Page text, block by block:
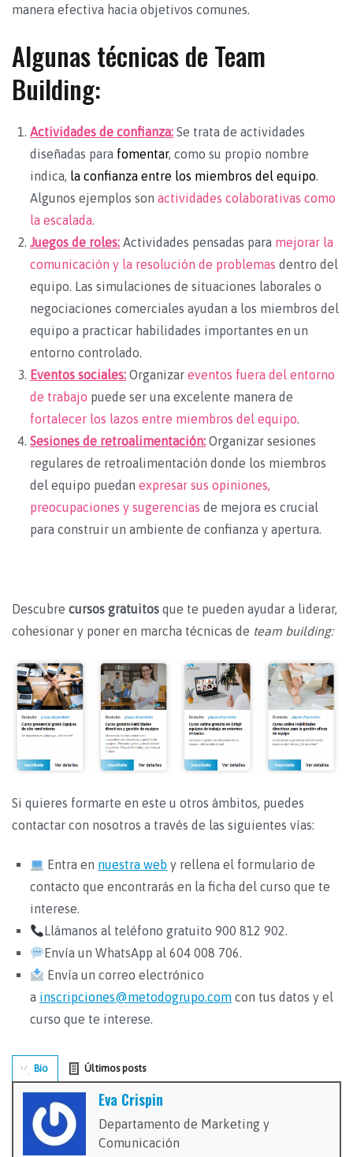
manera efectiva hacia objetivos comunes.
Algunas técnicas de Team
Building:
Actividades de confianza: Se trata de actividades
diseñadas para fomentar, como su propio nombre
indica,
la confianza entre los miembros del equipo
Algunos ejemplos sonactividades colaborativas como
la escalada.
Juegos de roles: Actividades pensadas para mejorar la
comunicación y la resolución de problemas dentro del
equipo. Las simulaciones de situaciones laborales o
negociaciones comerciales ayudan a los miembros del
equipo a practicar habilidades importantes en un
entorno controlado.
Eventos sociales: Organizareventos fuera del entorno
de trabajo puede ser una excelente manera de
fortalecer los lazos entre miembros del equipo
Sesiones de retroalimentación: Organizar sesiones
regulares de retroalimentación donde los miembros
del equipo puedanexpresar sus opiniones,
preocupaciones y sugerencias de mejora es crucial
para construir un ambiente de confianza y apertura.
Descubre cursos gratuitos que te pueden ayudar a liderar,
cohesionar y poner en marcha técnicas de team building:
Si quieres formarte en este u otros ámbitos, puedes
contactar con nosotros a través de las siguientes vías:
Entra en nuestra web y rellena el formulario de
contacto que encontrarás en la ficha del curso que te
interese.
Llámanos al teléfono gratuito 900 812 902.
Envía un WhatsApp al 604 008 706.
Envía un correo electrónico
a inscripciones@metodogrupo.com con tus datos y el
curso que te interese.
Bio Últimos posts
Eva Crispin
Departamento de Marketing y
Comunicación